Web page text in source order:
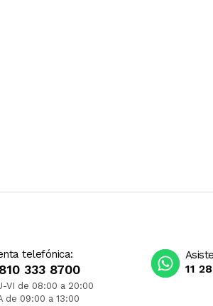
telefónica:
333 8700
VI de 08:00 a 20:00
de 09:00 a 13:00
11